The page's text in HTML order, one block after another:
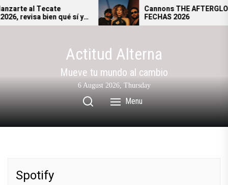
Skip
to
Tecate
bien qué sí y
al festival.
Cannons THE AFTERGLOW TOUR
FECHAS 2026
Actitud Alterna
Mueve tu mundo al cambio
6 August 2026, Thursday
Menu
Spotify